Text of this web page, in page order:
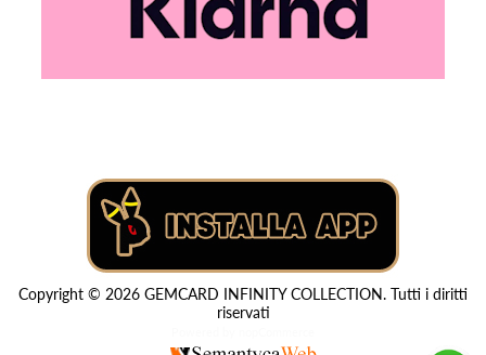
Copyright © 2026 GEMCARD INFINITY COLLECTION. Tutti i diritti
riservati